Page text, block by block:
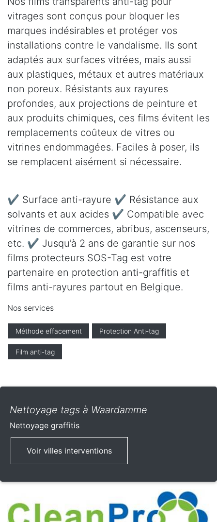
vitrages sont conçus pour bloquer les
marques indésirables et protéger vos
installations contre le vandalisme. Ils sont
adaptés aux surfaces vitrées, mais aussi
aux plastiques, métaux et autres matériaux
non poreux. Résistants aux rayures
profondes, aux projections de peinture et
aux produits chimiques, ces films évitent les
remplacements coûteux de vitres ou
vitrines endommagées. Faciles à poser, ils
se remplacent aisément si nécessaire.
✔ Surface anti-rayure ✔ Résistance aux
solvants et aux acides ✔ Compatible avec
vitrines de commerces, abribus, ascenseurs,
etc. ✔ Jusqu’à 2 ans de garantie sur nos
films protecteurs SOS-Tag est votre
partenaire en protection anti-graffitis et
films anti-rayures partout en Belgique.
Nos services
Méthode effacement Protection Anti-tag
Film anti-tag
Nettoyage tags à Waardamme
Nettoyage graffitis
Voir villes interventions